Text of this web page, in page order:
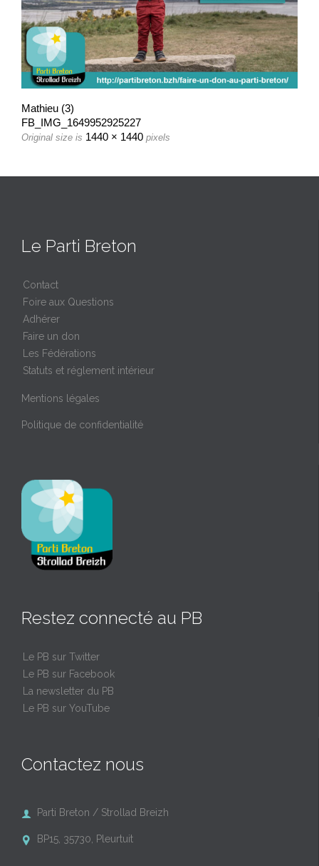
Mathieu (3)
FB_IMG_1649952925227
Original size is 1440 × 1440 pixels
Le Parti Breton
Contact
Foire aux Questions
Adhérer
Faire un don
Les Fédérations
Statuts et réglement intérieur
Mentions légales
Politique de confidentialité
Restez connecté au PB
Le PB sur Twitter
Le PB sur Facebook
La newsletter du PB
Le PB sur YouTube
Contactez nous
 Parti Breton / Strollad Breizh
 BP15, 35730, Pleurtuit